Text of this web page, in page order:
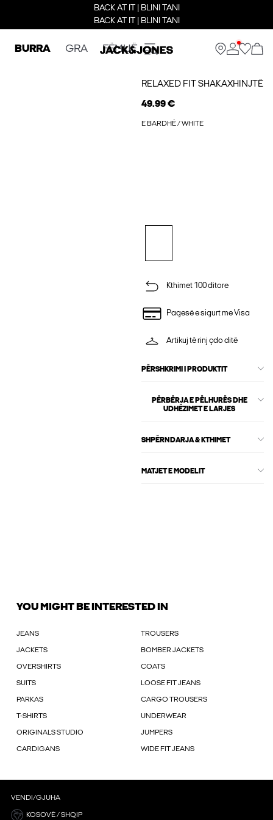
BACK AT IT | BLINI TANI
BACK AT IT | BLINI TANI
BURRA GRA FËMIJË
RELAXED FIT SHAKAXHINJTË
49.99 €
E BARDHË / WHITE
Kthimet 100 ditore
Pagesë e sigurt me Visa
Artikuj të rinj çdo ditë
PËRSHKRIMI I PRODUKTIT
PËRBËRJA E PËLHURËS DHE
UDHËZIMET E LARJES
SHPËRNDARJA & KTHIMET
MATJET E MODELIT
YOU MIGHT BE INTERESTED IN
JEANS TROUSERS
JACKETS BOMBER JACKETS
OVERSHIRTS COATS
SUITS LOOSE FIT JEANS
PARKAS CARGO TROUSERS
T-SHIRTS UNDERWEAR
ORIGINALS STUDIO JUMPERS
CARDIGANS WIDE FIT JEANS
VENDI/GJUHA
KOSOVË / SHQIP